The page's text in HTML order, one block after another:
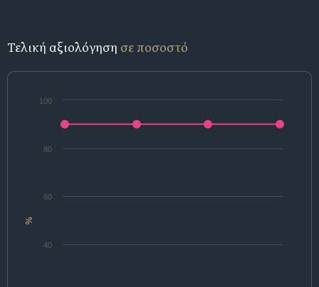
Τελική αξιολόγηση σε ποσοστό
%
40
60
80
100